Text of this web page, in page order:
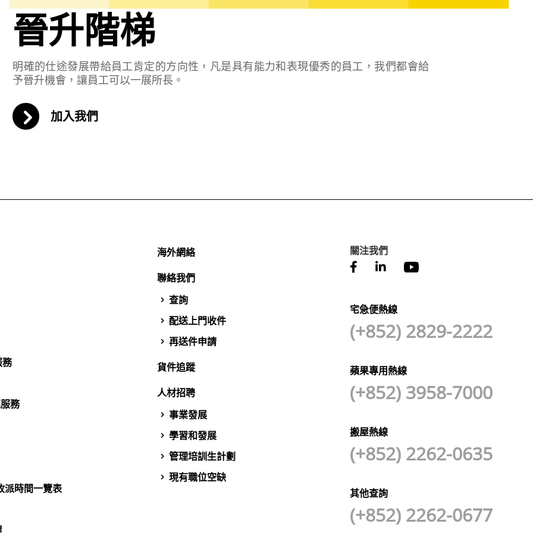
晉升階梯
明確的仕途發展帶給員工肯定的方向性，凡是具有能力和表現優秀的員工，我們都會給
予晉升機會，讓員工可以一展所長。
加入我們
務
務
派時間一覽表
海外網絡
聯絡我們
查詢
配送上門收件
再送件申請
貨件追蹤
人材招聘
事業發展
學習和發展
管理培訓生計劃
現有職位空缺
關注我們
宅急便熱線
(+852) 2829-2222
蘋果專用熱線
(+852) 3958-7000
搬屋熱線
(+852) 2262-0635
其他查詢
(+852) 2262-0677